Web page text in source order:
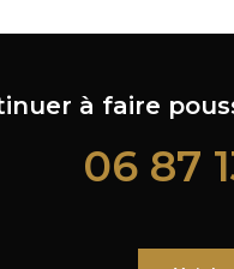
à faire
06 87